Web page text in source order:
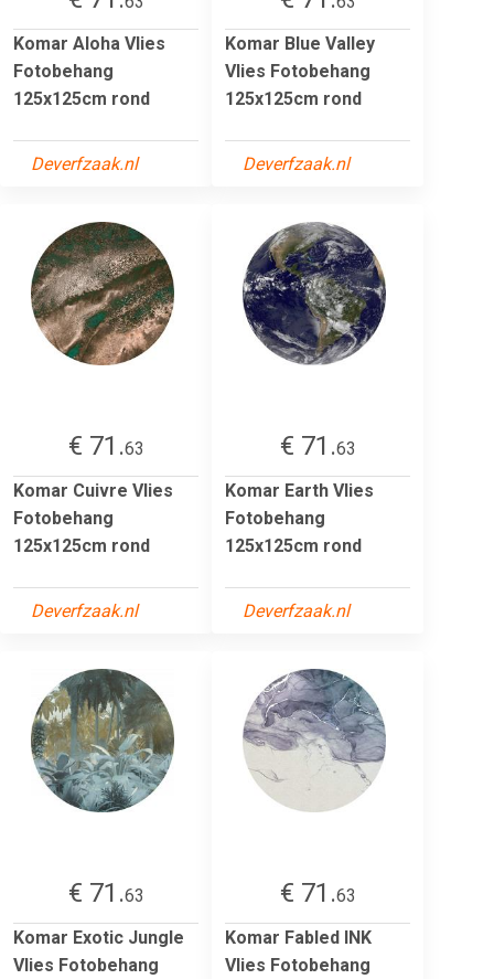
Komar Aloha Vlies
Fotobehang
125x125cm rond
Deverfzaak.nl
Komar Blue Valley
Vlies Fotobehang
125x125cm rond
Deverfzaak.nl
€ 71.63
Komar Cuivre Vlies
Fotobehang
125x125cm rond
Deverfzaak.nl
€ 71.63
Komar Earth Vlies
Fotobehang
125x125cm rond
Deverfzaak.nl
€ 71.63
Komar Exotic Jungle
Vlies Fotobehang
€ 71.63
Komar Fabled INK
Vlies Fotobehang